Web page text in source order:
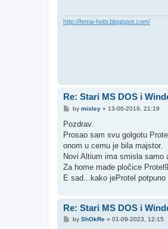
http://fema-hobi.blogspot.com/
Re: Stari MS DOS i
P
s
by misley» 13-06-2019, 21:19
Pozdrav.
Prosao sam svu golgotu
onom u cemu je bila majstor.
Novi Altium ima smisla samo
Za home made pločice
E sad...kako jeProtel
Re: Stari MS DOS i
Pby ShOkRe» 01-09-2023, 12:15